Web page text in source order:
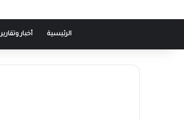
الرئيسية أخبار وتقارير